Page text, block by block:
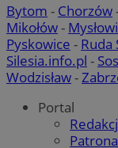
Bytom - Chorzów
Mikołów-
Pyskowice - Ruda
Silesia.info.pl -
Wodzisław-
Portal
QeSessID